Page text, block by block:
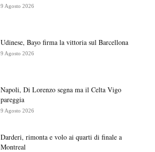
9 Agosto 2026
Udinese, Bayo firma la vittoria sul Barcellona
9 Agosto 2026
Napoli, Di Lorenzo segna ma il Celta Vigo
pareggia
9 Agosto 2026
Darderi, rimonta e volo ai quarti di finale a
Montreal